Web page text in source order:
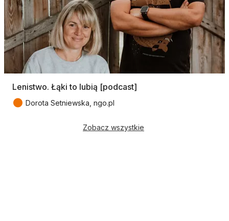
Lenistwo. Łąki to lubią [podcast]
● Dorota Setniewska, ngo.pl
Zobacz wszystkie